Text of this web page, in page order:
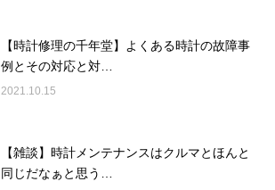
【時計修理の千年堂】よくある時計の故障事
例とその対応と対…
2021.10.15
【雑談】時計メンテナンスはクルマとほんと
同じだなぁと思う…